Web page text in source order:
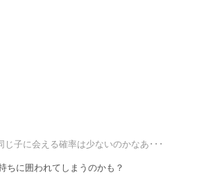
子に会える確率は少ないのかなあ･･･
ちに囲われてしまうのかも？